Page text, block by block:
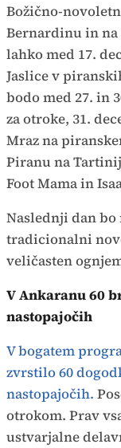
Božično-
Bernardinu in
lahko med 17.
Jaslice v
bodo med 27. in
za otroke, 31.
Mraz na
Piranu na
Foot Mama in
Naslednji dan
tradicionalni
veličasten
V Ankaranu 60
nastopajočih
V bogatem
zvrstilo 60
nastopajočih.
otrokom. Prav
ustvarjalne